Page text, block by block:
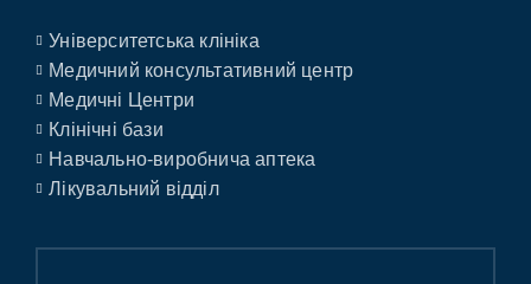
Університетська клініка
Медичний консультативний центр
Медичні Центри
Клінічні бази
Навчально-виробнича аптека
Лікувальний відділ